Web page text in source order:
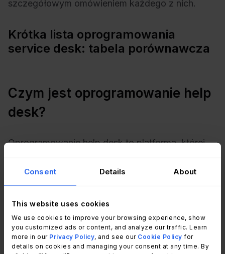
Consent Details About
This website uses cookies
We use cookies to improve your browsing experience, show
you customized ads or content, and analyze our traffic. Learn
more in our Privacy Policy, and see our Cookie Policy for
details on cookies and managing your consent at any time. By
szczegółowym omówieniem każdego z nich.
Krótka lista oprogramowania
service desk: tabela porównawcza
Czym jest oprogramowanie help
desk?
Oprogramowanie help desk to platforma, której
organizowania, ustalania priorytetów i
rozwiązywania zgłoszeń użytkowników lub
zgłoszenie staje się ticketem z jasno określonym
właścicielem, statusem i terminem rozwiązania.
Taka struktura zapewnia widoczność pracy w